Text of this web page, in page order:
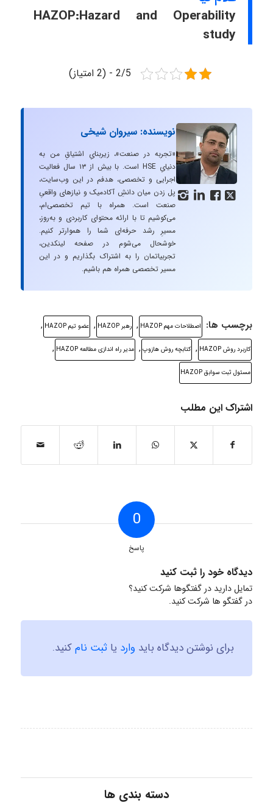
HAZOP:Hazard and Operability
study
2/5 - (2 امتیاز)
   
نویسنده: سیروان شیخی
«تجربه در صنعت»، زیربنایِ اشتیاقِ من به
دنیایِ HSE است. با بیش از ۱۳ سال فعالیت
اجرایی و تخصصی، هدفم در این وب‌سایت،
پل زدن میان دانشِ آکادمیک و نیازهای واقعیِ
صنعت است. همراه با تیم تخصصی‌ام،
می‌کوشیم تا با ارائه محتوای کاربردی و به‌روز،
مسیرِ رشد حرفه‌ای شما را هموارتر کنیم.
خوشحال می‌شوم در صفحه لینکدین،
تجربیاتمان را به اشتراک بگذاریم و در این
مسیر تخصصی همراه هم باشیم.
برچسب ها: اصطلاحات مهم HAZOP , رهبر HAZOP , عضو تیم HAZOP ,
کاربرد روش HAZOP , کتابچه روش هازوپ , مدیر راه اندازی مطالعه HAZOP ,
مسئول ثبت سوابق HAZOP
اشتراک این مطلب
0
پاسخ
دیدگاه خود را ثبت کنید
تمایل دارید در گفتگوها شرکت کنید؟
در گفتگو ها شرکت کنید.
برای نوشتن دیدگاه باید وارد یا ثبت نامکنید.
دسته بندی ها